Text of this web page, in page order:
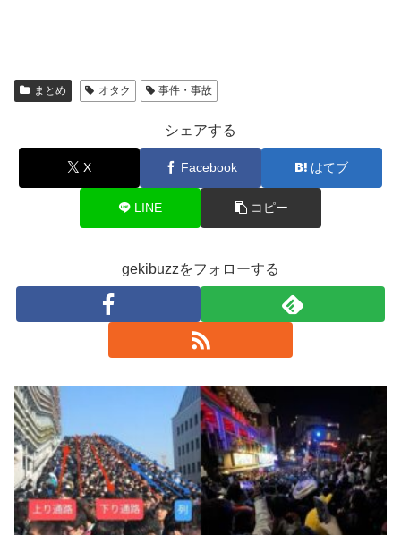
まとめ オタク 事件・事故
シェアする
X Facebook はてブ
LINE コピー
gekibuzzをフォローする